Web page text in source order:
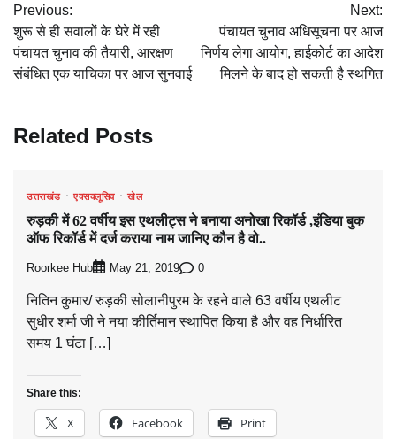
navigation
Previous:
शुरू से ही सवालों के घेरे में रही
पंचायत चुनाव की तैयारी, आरक्षण
संबंधित एक याचिका पर आज सुनवाई
Next:
पंचायत चुनाव अधिसूचना पर आज
निर्णय लेगा आयोग, हाईकोर्ट का आदेश
मिलने के बाद हो सकती है स्थगित
Related Posts
उत्तराखंड एक्सक्लूसिव खेल
रुड़की में 62 वर्षीय इस एथलीट्स ने बनाया अनोखा रिकॉर्ड ,इंडिया बुक
ऑफ रिकॉर्ड में दर्ज कराया नाम जानिए कौन है वो..
Roorkee Hub May 21, 2019 0
नितिन कुमार/ रुड़की सोलानीपुरम के रहने वाले 63 वर्षीय एथलीट
सुधीर शर्मा जी ने नया कीर्तिमान स्थापित किया है और वह निर्धारित
समय 1 घंटा […]
Share this:
X Facebook Print